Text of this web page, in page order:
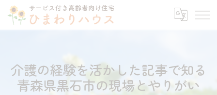
介護の経験を活かした記事で知る
青森県黒石市の現場とやりがい